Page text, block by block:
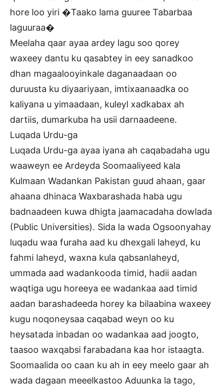
hore loo yiri �Taako lama guuree Tabarbaa
laguuraa�
Meelaha qaar ayaa ardey lagu soo qorey
waxeey dantu ku qasabtey in eey sanadkoo
dhan magaalooyinkale daganaadaan oo
duruusta ku diyaariyaan, imtixaanaadka oo
kaliyana u yimaadaan, kuleyl xadkabax ah
dartiis, dumarkuba ha usii darnaadeene.
Luqada Urdu-ga
Luqada Urdu-ga ayaa iyana ah caqabadaha ugu
waaweyn ee Ardeyda Soomaaliyeed kala
Kulmaan Wadankan Pakistan guud ahaan, gaar
ahaana dhinaca Waxbarashada haba ugu
badnaadeen kuwa dhigta jaamacadaha dowlada
(Public Universities). Sida la wada Ogsoonyahay
luqadu waa furaha aad ku dhexgali laheyd, ku
fahmi laheyd, waxna kula qabsanlaheyd,
ummada aad wadankooda timid, hadii aadan
waqtiga ugu horeeya ee wadankaa aad timid
aadan barashadeeda horey ka bilaabina waxeey
kugu noqoneysaa caqabad weyn oo ku
heysatada inbadan oo wadankaa aad joogto,
taasoo waxqabsi farabadana kaa hor istaagta.
Soomaalida oo caan ku ah in eey meelo gaar ah
wada dagaan meeelkastoo Aduunka la tago,